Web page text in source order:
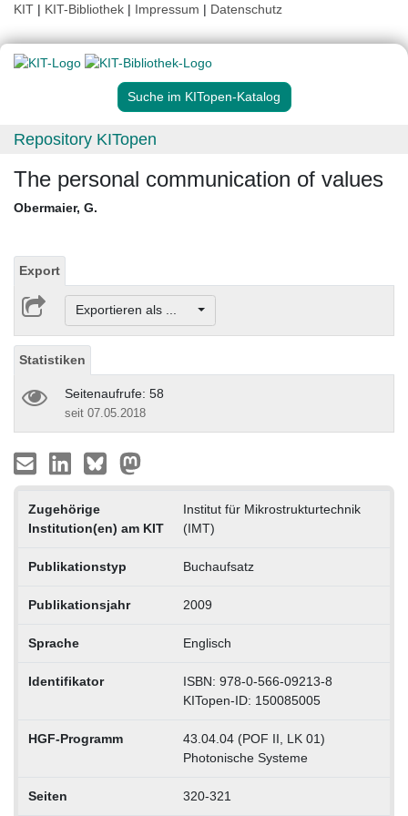
KIT | KIT-Bibliothek | Impressum | Datenschutz
Suche im KITopen-Katalog
Repository KITopen
The personal communication of values
Obermaier, G.
Export
Exportieren als ...
Statistiken
Seitenaufrufe: 58
seit 07.05.2018
Zugehörige
Institution(en) am KIT
Institut für Mikrostrukturtechnik
(IMT)
Publikationstyp Buchaufsatz
Publikationsjahr 2009
Sprache Englisch
Identifikator
ISBN: 978-0-566-09213-8
KITopen-ID: 150085005
HGF-Programm
43.04.04 (POF II, LK 01)
Photonische Systeme
Seiten 320-321